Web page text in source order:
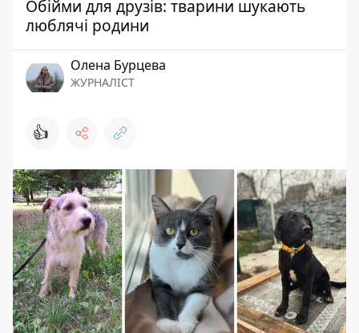
Обійми для друзів: тварини шукають
люблячі родини
Олена Бурцева
ЖУРНАЛІСТ
👍